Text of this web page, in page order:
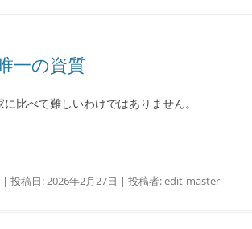
一の資質
比べて難しいわけではありません。
| 投稿日:2026年2月27日 | 投稿者:edit-master